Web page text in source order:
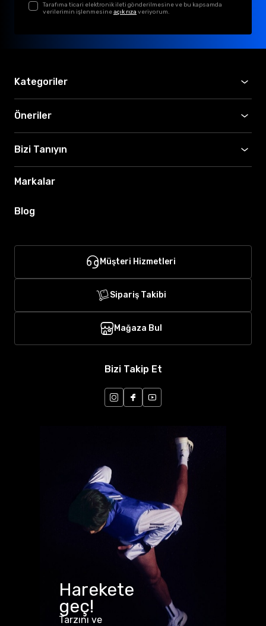
Tarafıma ticari elektronik ileti gönderilmesine ve bu kapsamda
verilerimin işlenmesineaçık rıza veriyorum.
Kategoriler
Öneriler
Bizi Tanıyın
Markalar
Blog
Müşteri Hizmetleri
Sipariş Takibi
Mağaza Bul
Bizi Takip Et
Harekete
geç!
Tarzını ve